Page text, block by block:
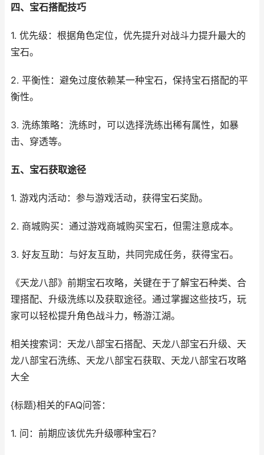
四、宝石搭配技巧
1. 优先级：根据角色定位，优先提升对战斗力提升最大的
宝石。
2. 平衡性：避免过度依赖某一种宝石，保持宝石搭配的平
衡性。
3. 洗练策略：洗练时，可以选择洗练出稀有属性，如暴
击、穿透等。
五、宝石获取途径
1. 游戏内活动：参与游戏活动，获得宝石奖励。
2. 商城购买：通过游戏商城购买宝石，但需注意成本。
3. 好友互助：与好友互助，共同完成任务，获得宝石。
《天龙八部》前期宝石攻略，关键在于了解宝石种类、合
理搭配、升级洗练以及获取途径。通过掌握这些技巧，玩
家可以轻松提升角色战斗力，畅游江湖。
相关搜索词：天龙八部宝石搭配、天龙八部宝石升级、天
龙八部宝石洗练、天龙八部宝石获取、天龙八部宝石攻略
大全
{标题}相关的FAQ问答：
1. 问：前期应该优先升级哪种宝石？